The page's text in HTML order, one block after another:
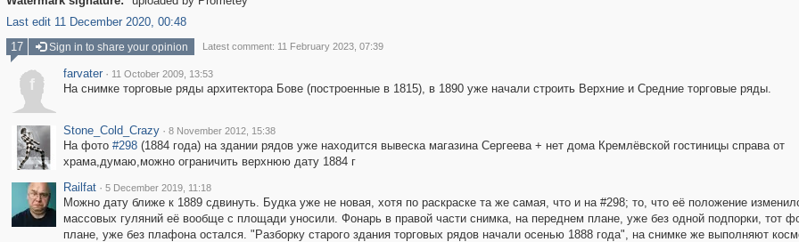
Last edit 11 December 2020, 00:48
17 Sign in to share your opinion Latest comment: 11 February 2023, 07:39
f
farvater · 11 October 2009, 13:53
На снимке торговые ряды архитектора Бове (построенные в 1815), в 1890 уже начали строить Верхние и Средние торговые ряды.
Stone_Cold_Crazy · 8 November 2012, 15:38
На фото #298(1884 года) на здании рядов уже находится вывеска магазина Сергеева + нет дома Кремлёвской гостиницы справа от
храма,думаю,можно ограничить верхнюю дату 1884 г
Railfat · 5 December 2019, 11:18
Можно дату ближе к 1889 сдвинуть. Будка уже не новая, хотя по раскраске та же самая, что и на #298; то, что её положение
массовых гуляний её вообще с площади уносили. Фонарь в правой части снимка, на переднем плане, уже без одной подпорки, тот
плане, уже без плафона остался. "Разборку старого здания торговых рядов начали осенью 1888 года", на снимке же выполняют